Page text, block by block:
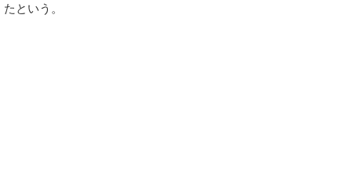
たという。